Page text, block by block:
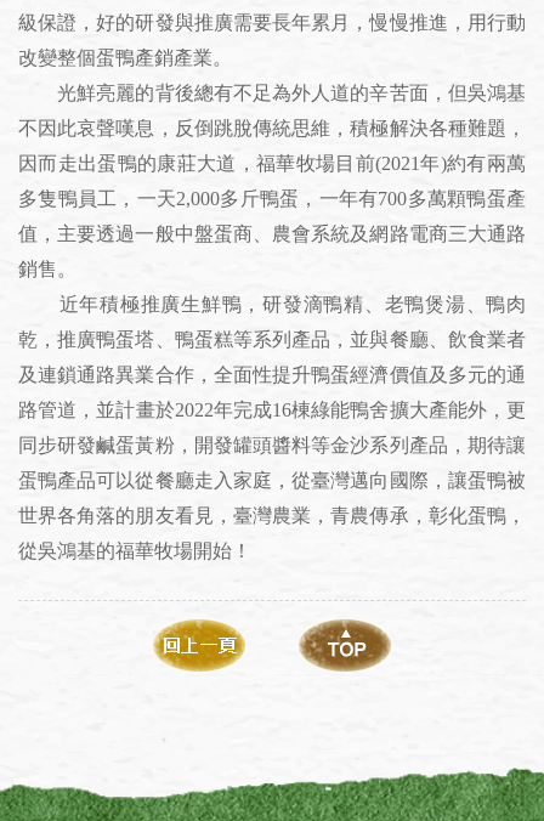
級保證，好的研發與推廣需要長年累月，慢慢推進，用行動
改變整個蛋鴨產銷產業。
光鮮亮麗的背後總有不足為外人道的辛苦面，但吳鴻基
不因此哀聲嘆息，反倒跳脫傳統思維，積極解決各種難題，
因而走出蛋鴨的康莊大道，福華牧場目前(2021年)約有兩萬
多隻鴨員工，一天2,000多斤鴨蛋，一年有700多萬顆鴨蛋產
值，主要透過一般中盤蛋商、農會系統及網路電商三大通路
銷售。
近年積極推廣生鮮鴨，研發滴鴨精、老鴨煲湯、鴨肉
乾，推廣鴨蛋塔、鴨蛋糕等系列產品，並與餐廳、飲食業者
及連鎖通路異業合作，全面性提升鴨蛋經濟價值及多元的通
路管道，並計畫於2022年完成16棟綠能鴨舍擴大產能外，更
同步研發鹹蛋黃粉，開發罐頭醬料等金沙系列產品，期待讓
蛋鴨產品可以從餐廳走入家庭，從臺灣邁向國際，讓蛋鴨被
世界各角落的朋友看見，臺灣農業，青農傳承，彰化蛋鴨，
從吳鴻基的福華牧場開始！